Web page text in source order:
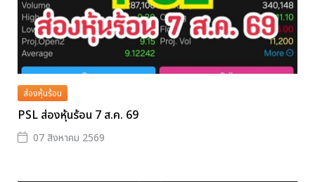
ส่องหุ้นร้อน
PSL ส่องหุ้นร้อน 7 ส.ค. 69
07 สิงหาคม 2569